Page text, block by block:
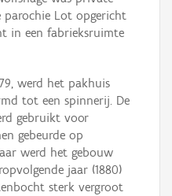
parochie Lot opgericht
in een fabrieksruimte
werd het pakhuis
tot een spinnerij. De
gebruikt voor
gebeurde op
werd het gebouw
jaar (1880)
sterk vergroot